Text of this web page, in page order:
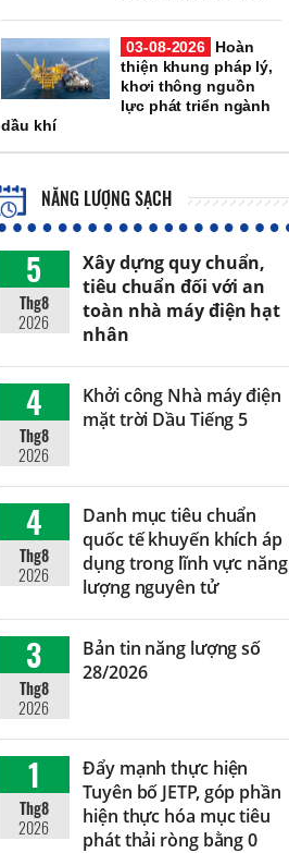
03-08-2026
Hoàn
thiện khung pháp lý,
khơi thông nguồn
lực phát triển ngành
dầu khí
NĂNG LƯỢNG SẠCH
5
Thg8
2026
Xây dựng quy chuẩn,
tiêu chuẩn đối với an
toàn nhà máy điện hạt
nhân
4
Thg8
2026
Khởi công Nhà máy điện
mặt trời Dầu Tiếng 5
4
Thg8
2026
Danh mục tiêu chuẩn
quốc tế khuyến khích áp
dụng trong lĩnh vực năng
lượng nguyên tử
3
Thg8
2026
Bản tin năng lượng số
28/2026
1
Thg8
2026
Đẩy mạnh thực hiện
Tuyên bố JETP, góp phần
hiện thực hóa mục tiêu
phát thải ròng bằng 0